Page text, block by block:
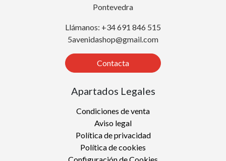
Pontevedra
Llámanos: +34 691 846 515
5avenidashop@gmail.com
Contacta
Apartados Legales
Condiciones de venta
Aviso legal
Política de privacidad
Política de cookies
Configuración de Cookies